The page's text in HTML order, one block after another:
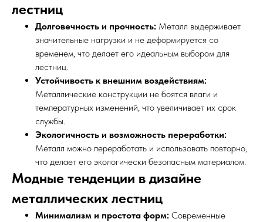
лестниц
Долговечность и прочность: Металл выдерживает
значительные нагрузки и не деформируется со
временем, что делает его идеальным выбором для
лестниц.
Устойчивость к внешним воздействиям:
Металлические конструкции не боятся влаги и
температурных изменений, что увеличивает их срок
службы.
Экологичность и возможность переработки:
Металл можно переработать и использовать повторно,
что делает его экологически безопасным материалом.
Модные тенденции в дизайне
металлических лестниц
Минимализм и простота форм: Современные